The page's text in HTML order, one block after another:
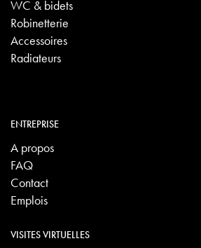
WC & bidets
Robinetterie
Accessoires
Radiateurs
ENTREPRISE
A propos
FAQ
Contact
Emplois
VISITES VIRTUELLES